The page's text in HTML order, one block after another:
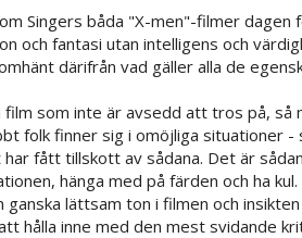
Singers båda "X-men"-filmer
och fantasi utan intelligens och
därifrån vad gäller alla de
film som inte är avsedd att tros på,
folk finner sig i omöjliga situationer
fått tillskott av sådana. Det är
hänga med på färden och ha
ganska lättsam ton i filmen och
hålla inne med den mest svidande